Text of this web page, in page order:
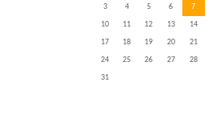
3
4 5 6 7
10
11 12 13 14
17
18 19 20 21
24
25 26 27 28
31